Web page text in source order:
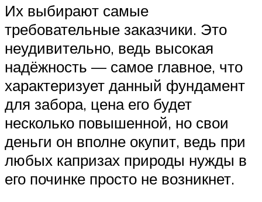
Их выбирают самые
требовательные заказчики. Это
неудивительно, ведь высокая
надёжность — самое главное, что
характеризует данный фундамент
для забора, цена его будет
несколько повышенной, но свои
деньги он вполне окупит, ведь при
любых капризах природы нужды в
его починке просто не возникнет.